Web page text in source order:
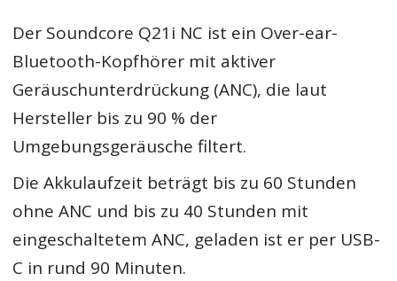
Der Soundcore Q21i NC ist ein Over-ear-
Bluetooth-Kopfhörer mit aktiver
Geräuschunterdrückung (ANC), die laut
Hersteller bis zu 90 % der
Umgebungsgeräusche filtert.
Die Akkulaufzeit beträgt bis zu 60 Stunden
ohne ANC und bis zu 40 Stunden mit
eingeschaltetem ANC, geladen ist er per USB-
C in rund 90 Minuten.